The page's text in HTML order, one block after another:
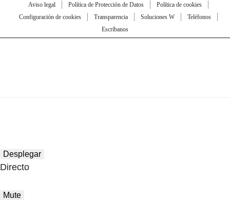
Aviso legal Política de Protección de Datos
Política de cookies
Configuración de cookies
Transparencia Soluciones W
Teléfonos
Escríbanos
Desplegar
Directo
Mute